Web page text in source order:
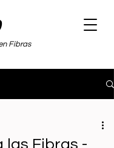
Fibras
las Fibras -